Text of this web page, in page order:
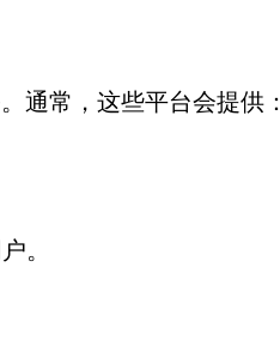
通常，这些平台会提供：
。